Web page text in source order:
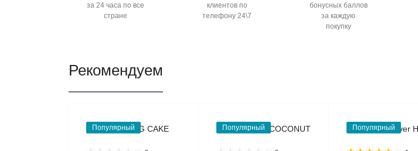
за 24 часа по все
стране
клиентов по
телефону 24\7
бонусных баллов
за каждую
покупку
Рекомендуем
Популярный Популярный Популярный